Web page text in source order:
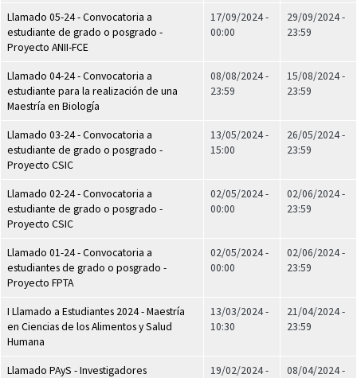
Llamado 05-24 - Convocatoria a
estudiante de grado o posgrado -
Proyecto ANII-FCE
17/09/2024 -
00:00
29/09/2024 -
23:59
Llamado 04-24 - Convocatoria a
estudiante para la realización de una
Maestría en Biología
08/08/2024 -
23:59
15/08/2024 -
23:59
Llamado 03-24 - Convocatoria a
estudiante de grado o posgrado -
Proyecto CSIC
13/05/2024 -
15:00
26/05/2024 -
23:59
Llamado 02-24 - Convocatoria a
estudiante de grado o posgrado -
Proyecto CSIC
02/05/2024 -
00:00
02/06/2024 -
23:59
Llamado 01-24 - Convocatoria a
estudiantes de grado o posgrado -
Proyecto FPTA
02/05/2024 -
00:00
02/06/2024 -
23:59
I Llamado a Estudiantes 2024 - Maestría
en Ciencias de los Alimentos y Salud
Humana
13/03/2024 -
10:30
21/04/2024 -
23:59
Llamado PAyS - Investigadores
19/02/2024 -
08/04/2024 -